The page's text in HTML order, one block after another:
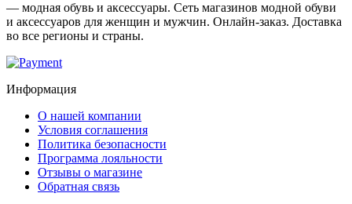
— модная обувь и аксессуары. Сеть магазинов модной обуви
и аксессуаров для женщин и мужчин. Онлайн-заказ. Доставка
во все регионы и страны.
Информация
О нашей компании
Условия соглашения
Политика безопасности
Программа лояльности
Отзывы о магазине
Обратная связь